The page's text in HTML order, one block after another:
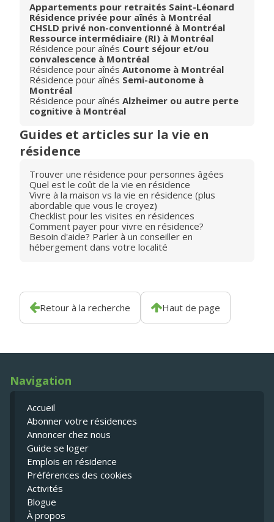
Appartements pour retraités Saint-Léonard
Résidence privée pour aînés à Montréal
CHSLD privé non-conventionné à Montréal
Ressource intermédiaire (RI) à Montréal
Résidence pour aînés Court séjour et/ou
convalescence à Montréal
Résidence pour aînés Autonome à Montréal
Résidence pour aînés Semi-autonome à
Montréal
Résidence pour aînés Alzheimer ou autre perte
cognitive à Montréal
Guides et articles sur la vie en
résidence
Trouver une résidence pour personnes âgées
Quel est le coût de la vie en résidence
Vivre à la maison vs la vie en résidence (plus
abordable que vous le croyez)
Checklist pour les visites en résidences
Comment payer pour vivre en résidence?
Besoin d'aide? Parler à un conseiller en
hébergement dans votre localité
Retour à la recherche Haut de page
Navigation
Accueil
Abonner votre résidences
Annoncer chez nous
Guide se loger
Emplois en résidence
Préférences des cookies
Activités
Blogue
À propos